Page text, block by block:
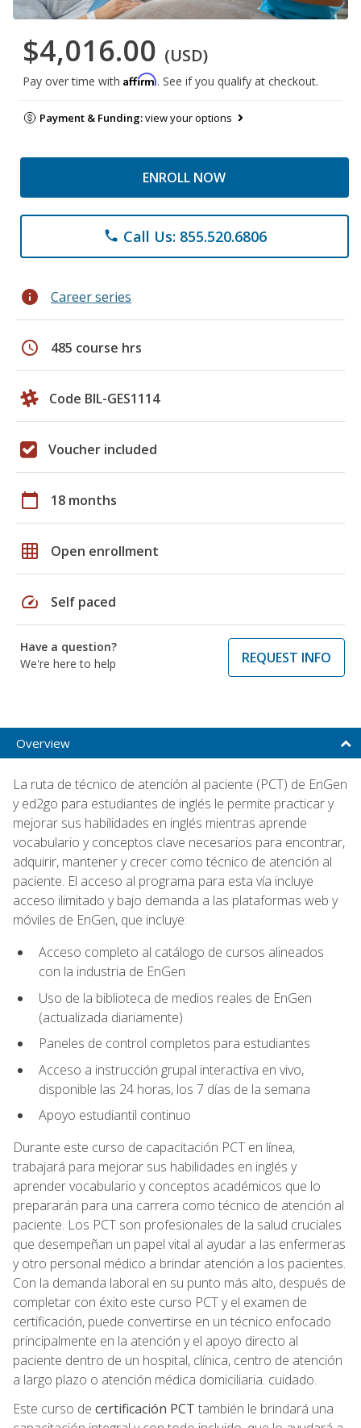
$4,016.00 (USD)
Pay over time with Affirm. See if you qualify at checkout.
Payment & Funding:view your options
ENROLL NOW
phone Call Us: 855.520.6806
info Career series
schedule 485 course hrs
Code BIL-GES1114
Voucher included
calendar_today 18 months
grid_on Open enrollment
speed Self paced
Have a question?
We're here to help
REQUEST INFO
Overview
La ruta de técnico de atención al paciente (PCT) de EnGen
y ed2go para estudiantes de inglés le permite practicar y
mejorar sus habilidades en inglés mientras aprende
vocabulario y conceptos clave necesarios para encontrar,
adquirir, mantener y crecer como técnico de atención al
paciente. El acceso al programa para esta vía incluye
acceso ilimitado y bajo demanda a las plataformas web y
móviles de EnGen, que incluye:
Acceso completo al catálogo de cursos alineados
con la industria de EnGen
Uso de la biblioteca de medios reales de EnGen
(actualizada diariamente)
Paneles de control completos para estudiantes
Acceso a instrucción grupal interactiva en vivo,
disponible las 24 horas, los 7 días de la semana
Apoyo estudiantil continuo
Durante este curso de capacitación PCT en línea,
trabajará para mejorar sus habilidades en inglés y
aprender vocabulario y conceptos académicos que lo
prepararán para una carrera como técnico de atención al
paciente. Los PCT son profesionales de la salud cruciales
que desempeñan un papel vital al ayudar a las enfermeras
y otro personal médico a brindar atención a los pacientes.
Con la demanda laboral en su punto más alto, después de
completar con éxito este curso PCT y el examen de
certificación, puede convertirse en un técnico enfocado
principalmente en la atención y el apoyo directo al
paciente dentro de un hospital, clínica, centro de atención
a largo plazo o atención médica domiciliaria. cuidado.
Este curso de certificación PCT también le brindará una